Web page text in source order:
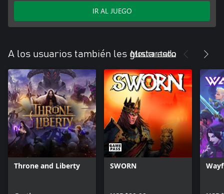
IR AL JUEGO
A los usuarios también les gusta esto
Mostrar todo
Throne and Liberty SWORN